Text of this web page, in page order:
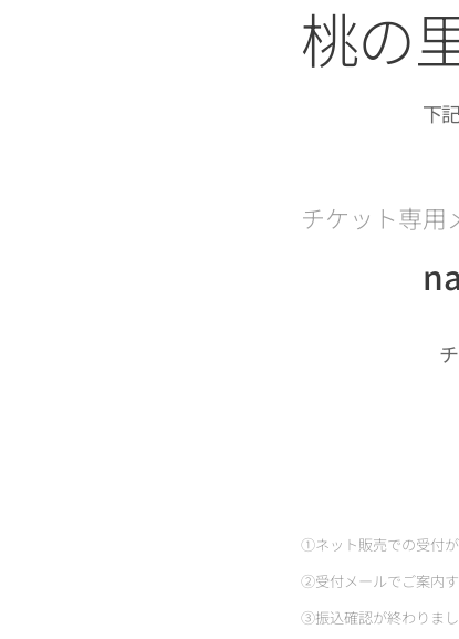
桃の
下
チケット専用
①ネット販売での受付が
➁受付メールでご案内す
③振込確認が終わりまし